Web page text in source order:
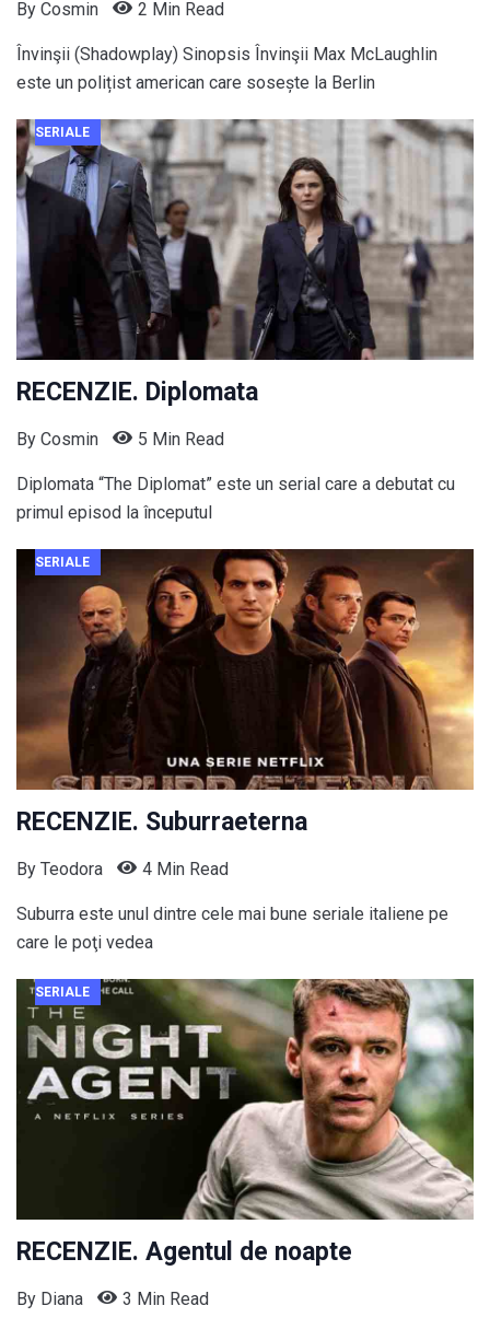
By Cosmin 2 Min Read
Învinşii (Shadowplay) Sinopsis Învinşii Max McLaughlin
este un polițist american care sosește la Berlin
SERIALE
RECENZIE. Diplomata
By Cosmin 5 Min Read
Diplomata “The Diplomat” este un serial care a debutat cu
primul episod la începutul
SERIALE
RECENZIE. Suburraeterna
By Teodora 4 Min Read
Suburra este unul dintre cele mai bune seriale italiene pe
care le poţi vedea
SERIALE
RECENZIE. Agentul de noapte
By Diana 3 Min Read